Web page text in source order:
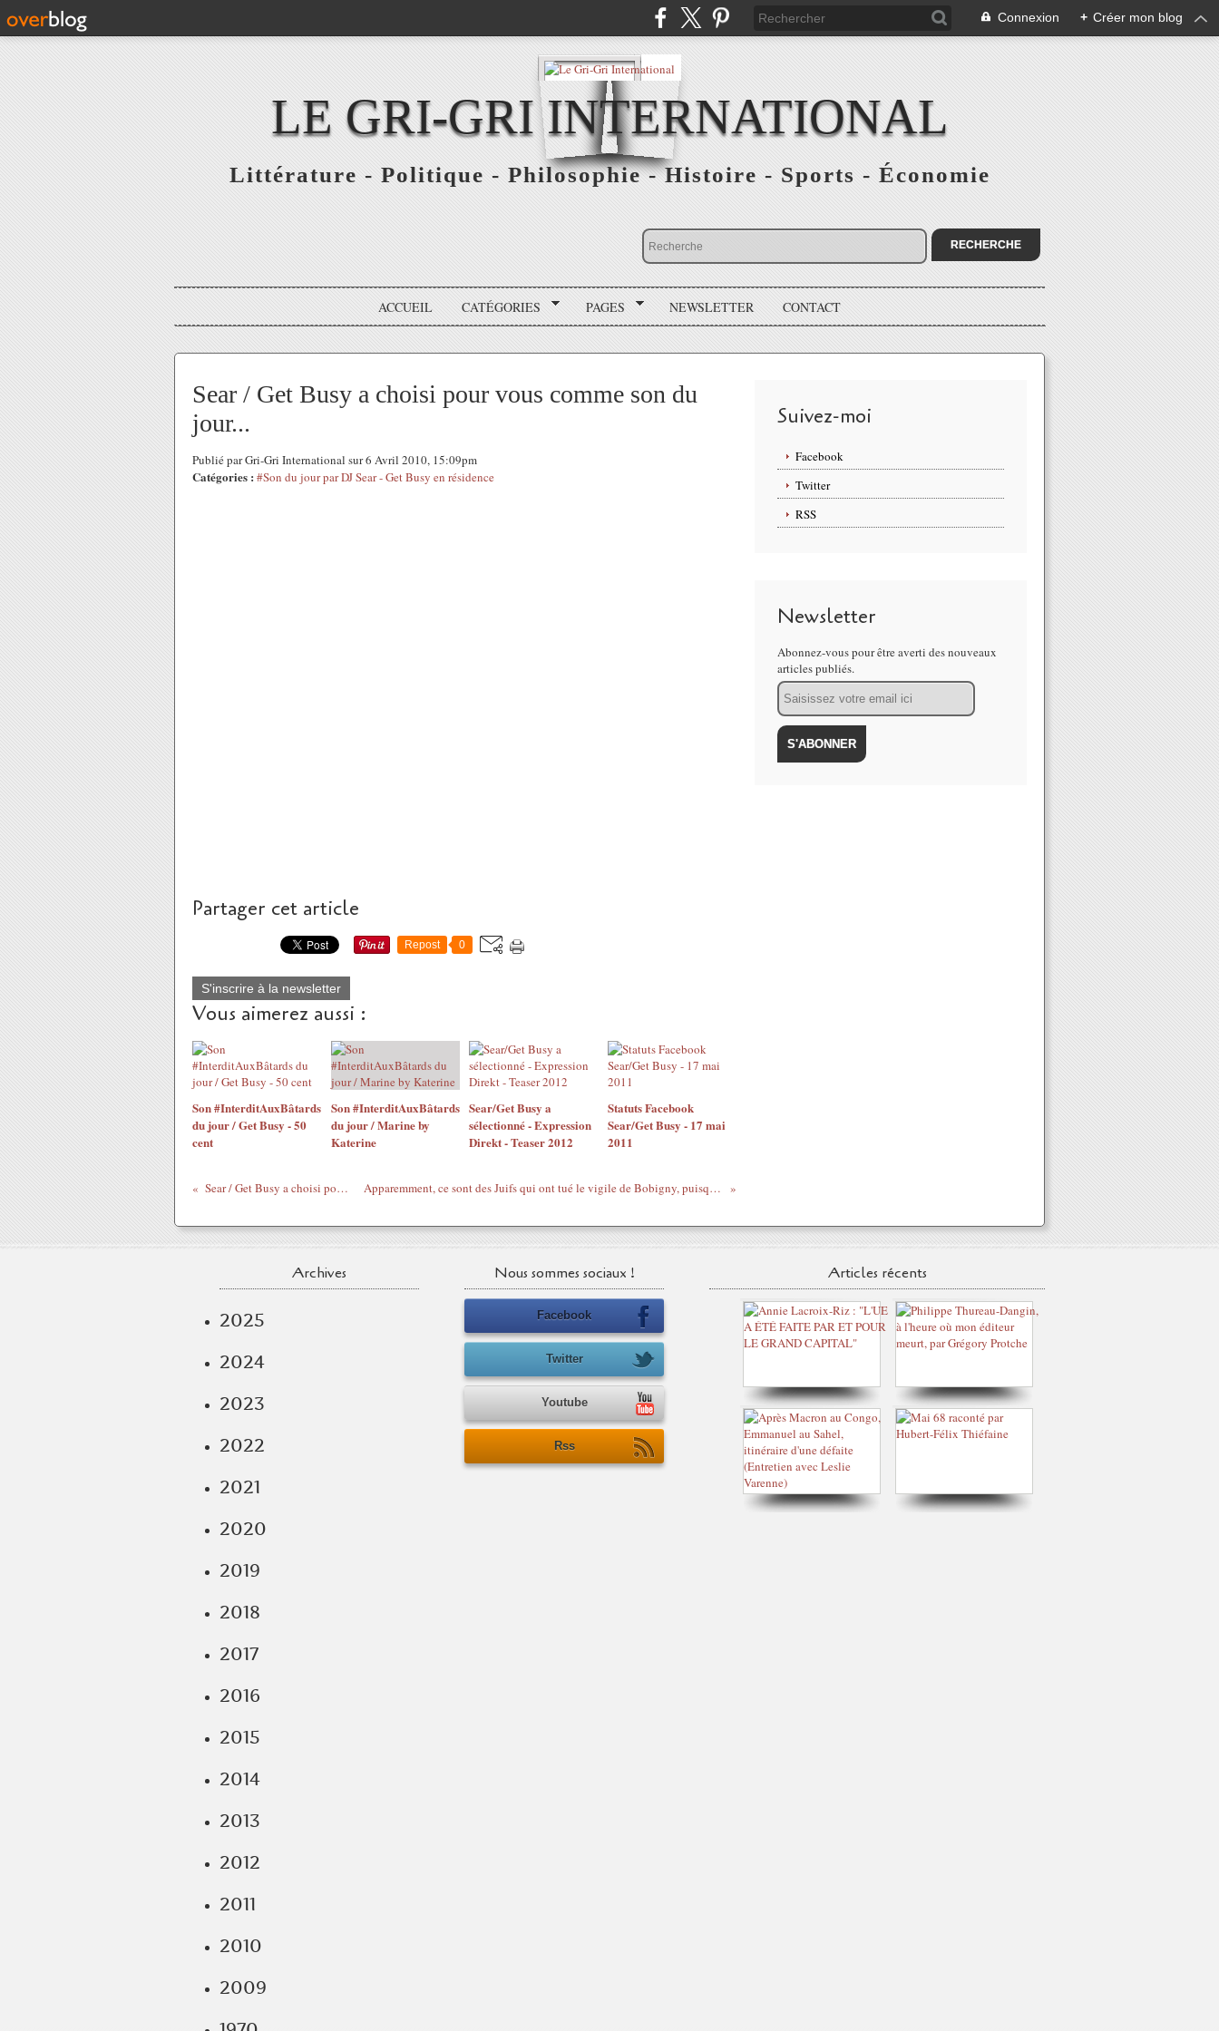
Connexion + Créer mon blog
LE GRI-GRI INTERNATIONAL
Littérature - Politique - Philosophie - Histoire - Sports - Économie
ACCUEIL CATÉGORIES PAGES NEWSLETTER CONTACT
Sear / Get Busy a choisi pour vous comme son du
jour...
Publié par Gri-Gri International sur 6 Avril 2010, 15:09pm
Catégories : #Son du jour par DJ Sear - Get Busy en résidence
Partager cet article
Repost 0
S'inscrire à la newsletter
Vous aimerez aussi :
Son #InterditAuxBâtards
du jour / Get Busy - 50
cent
Son #InterditAuxBâtards
du jour / Marine by
Katerine
Sear/Get Busy a
sélectionné - Expression
Direkt - Teaser 2012
Statuts Facebook
Sear/Get Busy - 17 mai
2011
Sear / Get Busy a choisi pour vous comme son du jour... Apparemment, ce sont des Juifs qui ont tué le vigile de Bobigny, puisque Samy Ghozlan demande pardon aux proches de la victime...
Suivez-moi
Facebook
Twitter
RSS
Newsletter
Abonnez-vous pour être averti des nouveaux
articles publiés.
Email
Archives
2025
2024
2023
2022
2021
2020
2019
2018
2017
2016
2015
2014
2013
2012
2011
2010
2009
Nous sommes sociaux !
Facebook
Twitter
Youtube
Rss
Articles récents